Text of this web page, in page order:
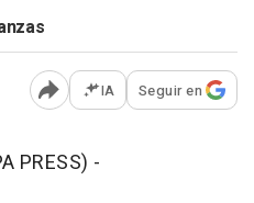
Abrir opciones para
IA Seguir en
PRESS) -